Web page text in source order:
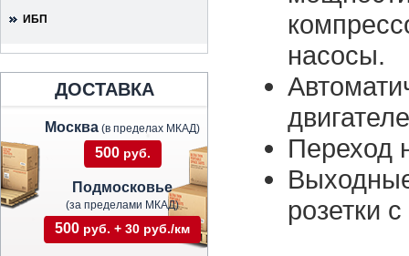
ИБП
ДОСТАВКА
Москва (в пределах МКАД)
500 руб.
Подмосковье
(за пределами МКАД)
500 руб. + 30 руб./км
насосы.
Переход
розетки